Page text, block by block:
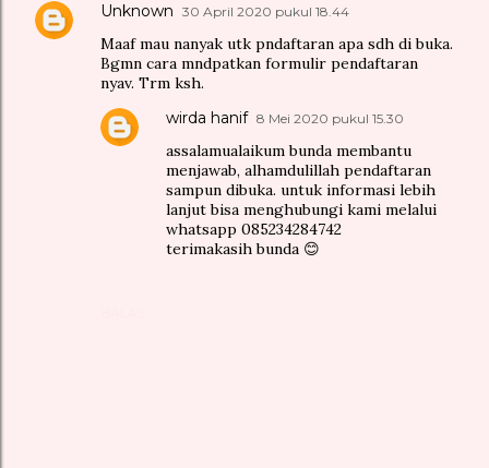
Unknown 30 April 2020 pukul 18.44
Maaf mau nanyak utk pndaftaran apa sdh di buka.
Bgmn cara mndpatkan formulir pendaftaran
nyav. Trm ksh.
wirda hanif 8 Mei 2020 pukul 15.30
assalamualaikum bunda membantu
menjawab, alhamdulillah pendaftaran
sampun dibuka. untuk informasi lebih
lanjut bisa menghubungi kami melalui
whatsapp 085234284742
terimakasih bunda 😊